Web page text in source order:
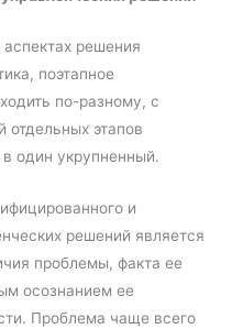
аспектах решения
поэтапное
по-разному, с
отдельных этапов
один укрупненный.
и
решений является
проблемы, факта ее
осознанием ее
Проблема чаще всего